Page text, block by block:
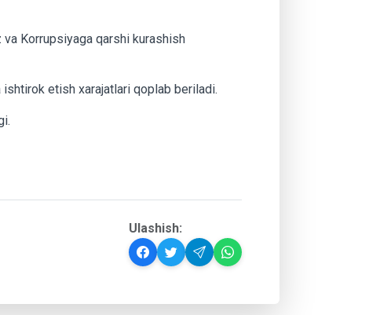
va Korrupsiyaga qarshi kurashish
etish xarajatlari qoplab beriladi.
Ulashish: